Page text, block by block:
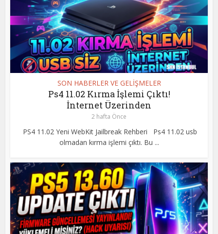
SON HABERLER VE GELİŞMELER
Ps4 11.02 Kırma İşlemi Çıktı!
İnternet Üzerinden
2 hafta Önce
PS4 11.02 Yeni WebKit Jailbreak Rehberi Ps4 11.02 usb
olmadan kırma işlemi çıktı. Bu ...